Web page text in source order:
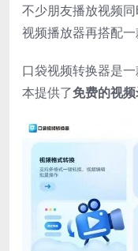
不少朋友播放视频
视频播放器再搭配
口袋视频转换器是
本提供了免费的视